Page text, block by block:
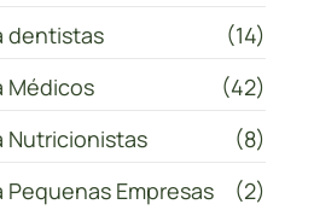
dentistas
(14)
Médicos
(42)
Nutricionistas
(8)
Empresas
(2)